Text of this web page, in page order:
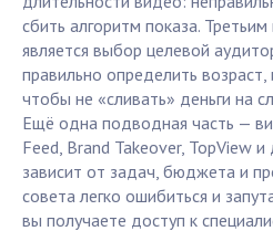
сбить алгоритм показа.
является выбор целевой
правильно определить
чтобы не «сливать» деньги на
Ещё одна подводная часть —
Feed, Brand Takeover, TopView
зависит от задач, бюджета и
совета легко ошибиться и
вы получаете доступ к